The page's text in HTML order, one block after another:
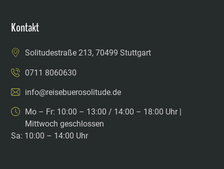
Kontakt
Solitudestraße 213, 70499 Stuttgart
0711 8060630
info@reisebuerosolitude.de
Mo – Fr: 10:00 – 13:00 / 14:00 – 18:00 Uhr |
Mittwoch geschlossen
Sa: 10:00 – 14:00 Uhr